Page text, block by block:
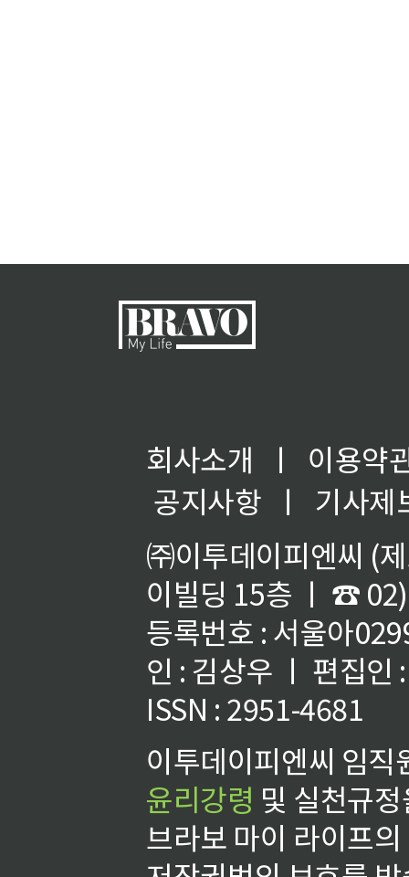
회사소개 ㅣ
이용약
공지사항
ㅣ
기사제
㈜이투데이피엔씨 (
이빌딩 15층 ㅣ ☎
등록번호 : 서울아
인 : 김상우 ㅣ 편집인
ISSN : 2951-4681
이투데이피엔씨 임
윤리강령 및 실천규
브라보 마이 라이프